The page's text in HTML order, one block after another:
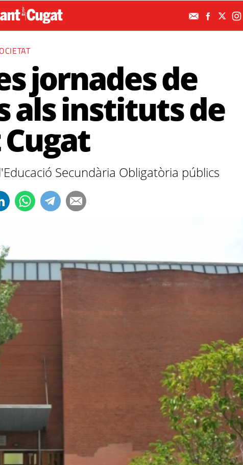
jornades de
als instituts de
Secundària Obligatòria públics